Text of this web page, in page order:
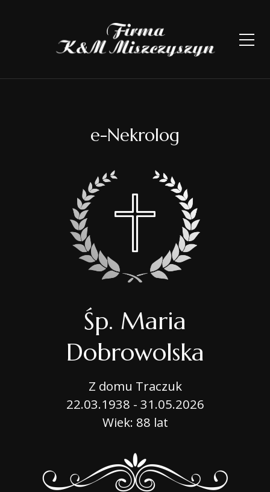
e-Nekrolog
Śp. Maria
Dobrowolska
Z domu Traczuk
22.03.1938 - 31.05.2026
Wiek: 88 lat